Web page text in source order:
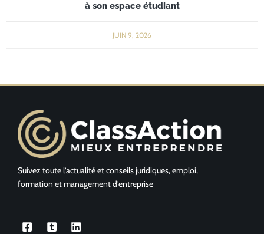
à son espace étudiant
JUIN 9, 2026
Suivez toute l’actualité et conseils juridiques, emploi,
formation et management d’entreprise